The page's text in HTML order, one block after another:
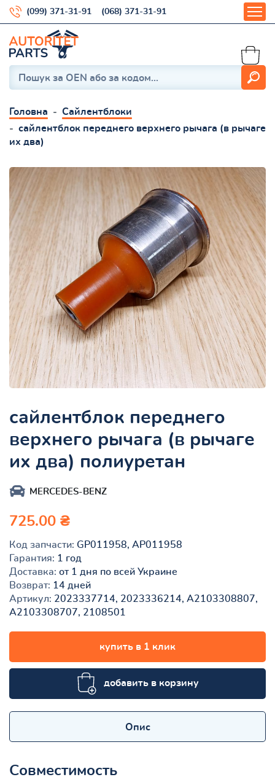
(099) 371-31-91 (068) 371-31-91
Головна
Сайлентблоки
сайлентблок переднего верхнего рычага (в рычаге
их два)
сайлентблок переднего
верхнего рычага (в рычаге
их два) полиуретан
MERCEDES-BENZ
725.00 ₴
Код запчасти: GP011958, AP011958
Гарантия: 1 год
Доставка: от 1 дня по всей Украине
Возврат: 14 дней
Артикул: 2023337714, 2023336214, A2103308807,
A2103308707, 2108501
купить в 1 клик
добавить в корзину
Опис
Совместимость